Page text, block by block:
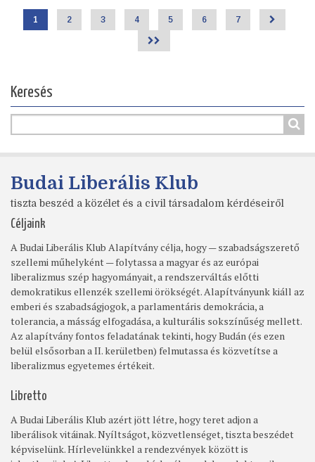
Oldalszámozás
Jelenlegi
1 Page
2 Page
3 Page
4 Page
5 Page
6 Page
7 >
>>
Keresés
Budai Liberális Klub
tiszta beszéd a közélet és a civil társadalom kérdéseiről
Céljaink
A Budai Liberális Klub Alapítvány célja, hogy — szabadságszerető
szellemi műhelyként — folytassa a magyar és az európai
liberalizmus szép hagyományait, a rendszerváltás előtti
demokratikus ellenzék szellemi örökségét. Alapítványunk kiáll az
emberi és szabadságjogok, a parlamentáris demokrácia, a
tolerancia, a másság elfogadása, a kulturális sokszínűség mellett.
Az alapítvány fontos feladatának tekinti, hogy Budán (és ezen
belül elsősorban a II. kerületben) felmutassa és közvetítse a
liberalizmus egyetemes értékeit.
Libretto
A Budai Liberális Klub azért jött létre, hogy teret adjon a
liberálisok vitáinak. Nyíltságot, közvetlenséget, tiszta beszédet
képviselünk. Hírlevelünkkel a rendezvények között is